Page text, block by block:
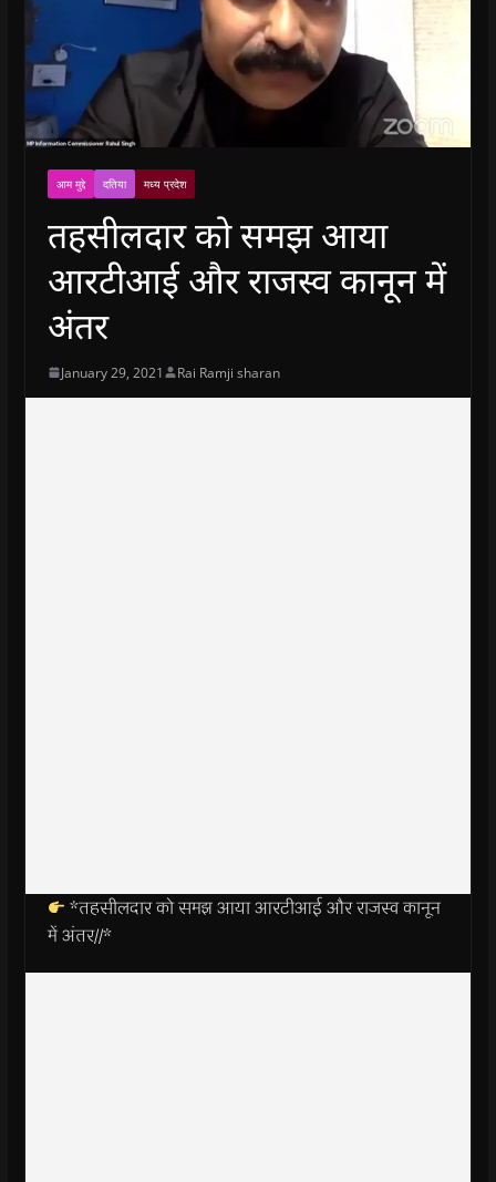
आम मुद्दे दतिया मध्य प्रदेश
तहसीलदार को समझ आया
आरटीआई और राजस्व कानून में
अंतर
January 29, 2021 Rai Ramji sharan
*तहसीलदार को समझ आया आरटीआई और राजस्व कानून
में अंतर//*